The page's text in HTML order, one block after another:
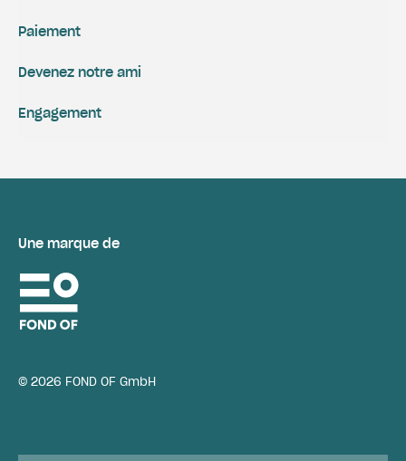
Paiement
Engagement
Devenez notre ami
Une marque de
© 2026 FOND OF GmbH